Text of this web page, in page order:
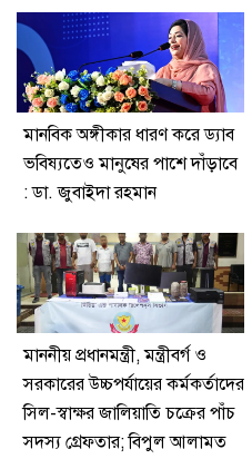
মানবিক অঙ্গীকার ধারণ করে ড্যাব
ভবিষ্যতেও মানুষের পাশে দাঁড়াবে
: ডা. জুবাইদা রহমান
মাননীয় প্রধানমন্ত্রী, মন্ত্রীবর্গ ও
সরকারের উচ্চপর্যায়ের কর্মকর্তাদের
সিল-স্বাক্ষর জালিয়াতি চক্রের পাঁচ
সদস্য গ্রেফতার; বিপুল আলামত